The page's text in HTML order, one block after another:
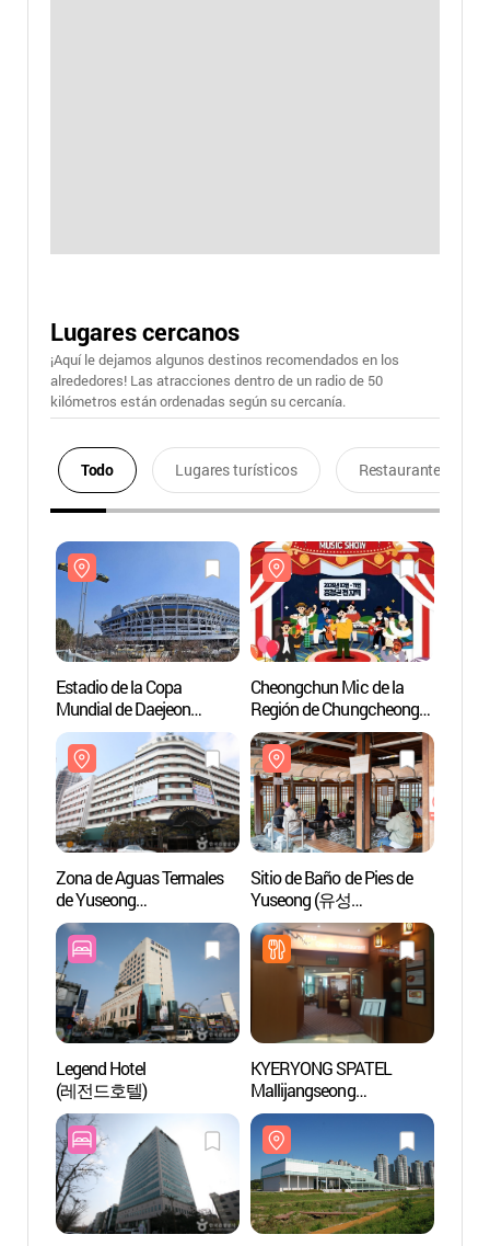
Lugares cercanos
¡Aquí le dejamos algunos destinos recomendados en los
alrededores! Las atracciones dentro de un radio de 50
kilómetros están ordenadas según su cercanía.
Todo Lugares turísticos Restaurantes
Estadio de la Copa
Mundial de Daejeon
(대전월드컵경기장)
Cheongchun Mic de la
Región de Chungcheong
(문화가 있는 날
청춘마이크 충청권)
Zona de Aguas Termales
de Yuseong
(유성온천지구)
Sitio de Baño de Pies de
Yuseong (유성
족욕체험장)
Legend Hotel
(레전드호텔)
KYERYONG SPATEL
Mallijangseong
(계룡스파텔 만리장성)